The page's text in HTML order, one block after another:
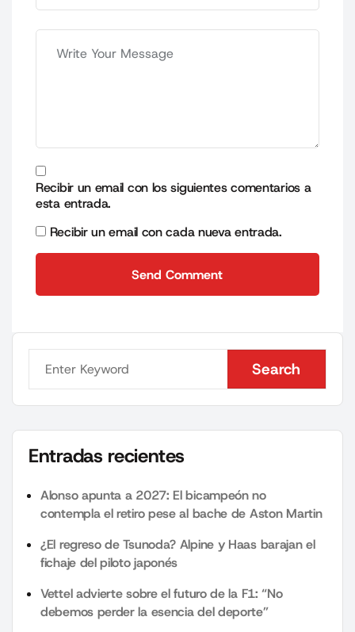
Recibir un email con los siguientes comentarios a
esta entrada.
Recibir un email con cada nueva entrada.
Send Comment
Search
Search
Entradas recientes
Alonso apunta a 2027: El bicampeón no
contempla el retiro pese al bache de Aston Martin
¿El regreso de Tsunoda? Alpine y Haas barajan el
fichaje del piloto japonés
Vettel advierte sobre el futuro de la F1: “No
debemos perder la esencia del deporte”